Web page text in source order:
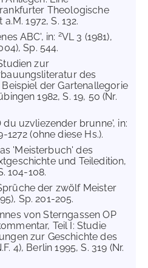
Theologische
1972, S. 132.
ABC', in: 2VL 3 (1981),
Sp. 544.
zur
des
der Gartenallegorie
1982, S. 19, 50 (Nr.
du uzvliezender brunne', in:
1272 (ohne diese Hs.).
'Meisterbuch' des
und Teiledition,
104-108.
der zwölf Meister
Sp. 201-205.
von Sterngassen OP
Teil I: Studie
zur Geschichte des
4), Berlin 1995, S. 319 (Nr.